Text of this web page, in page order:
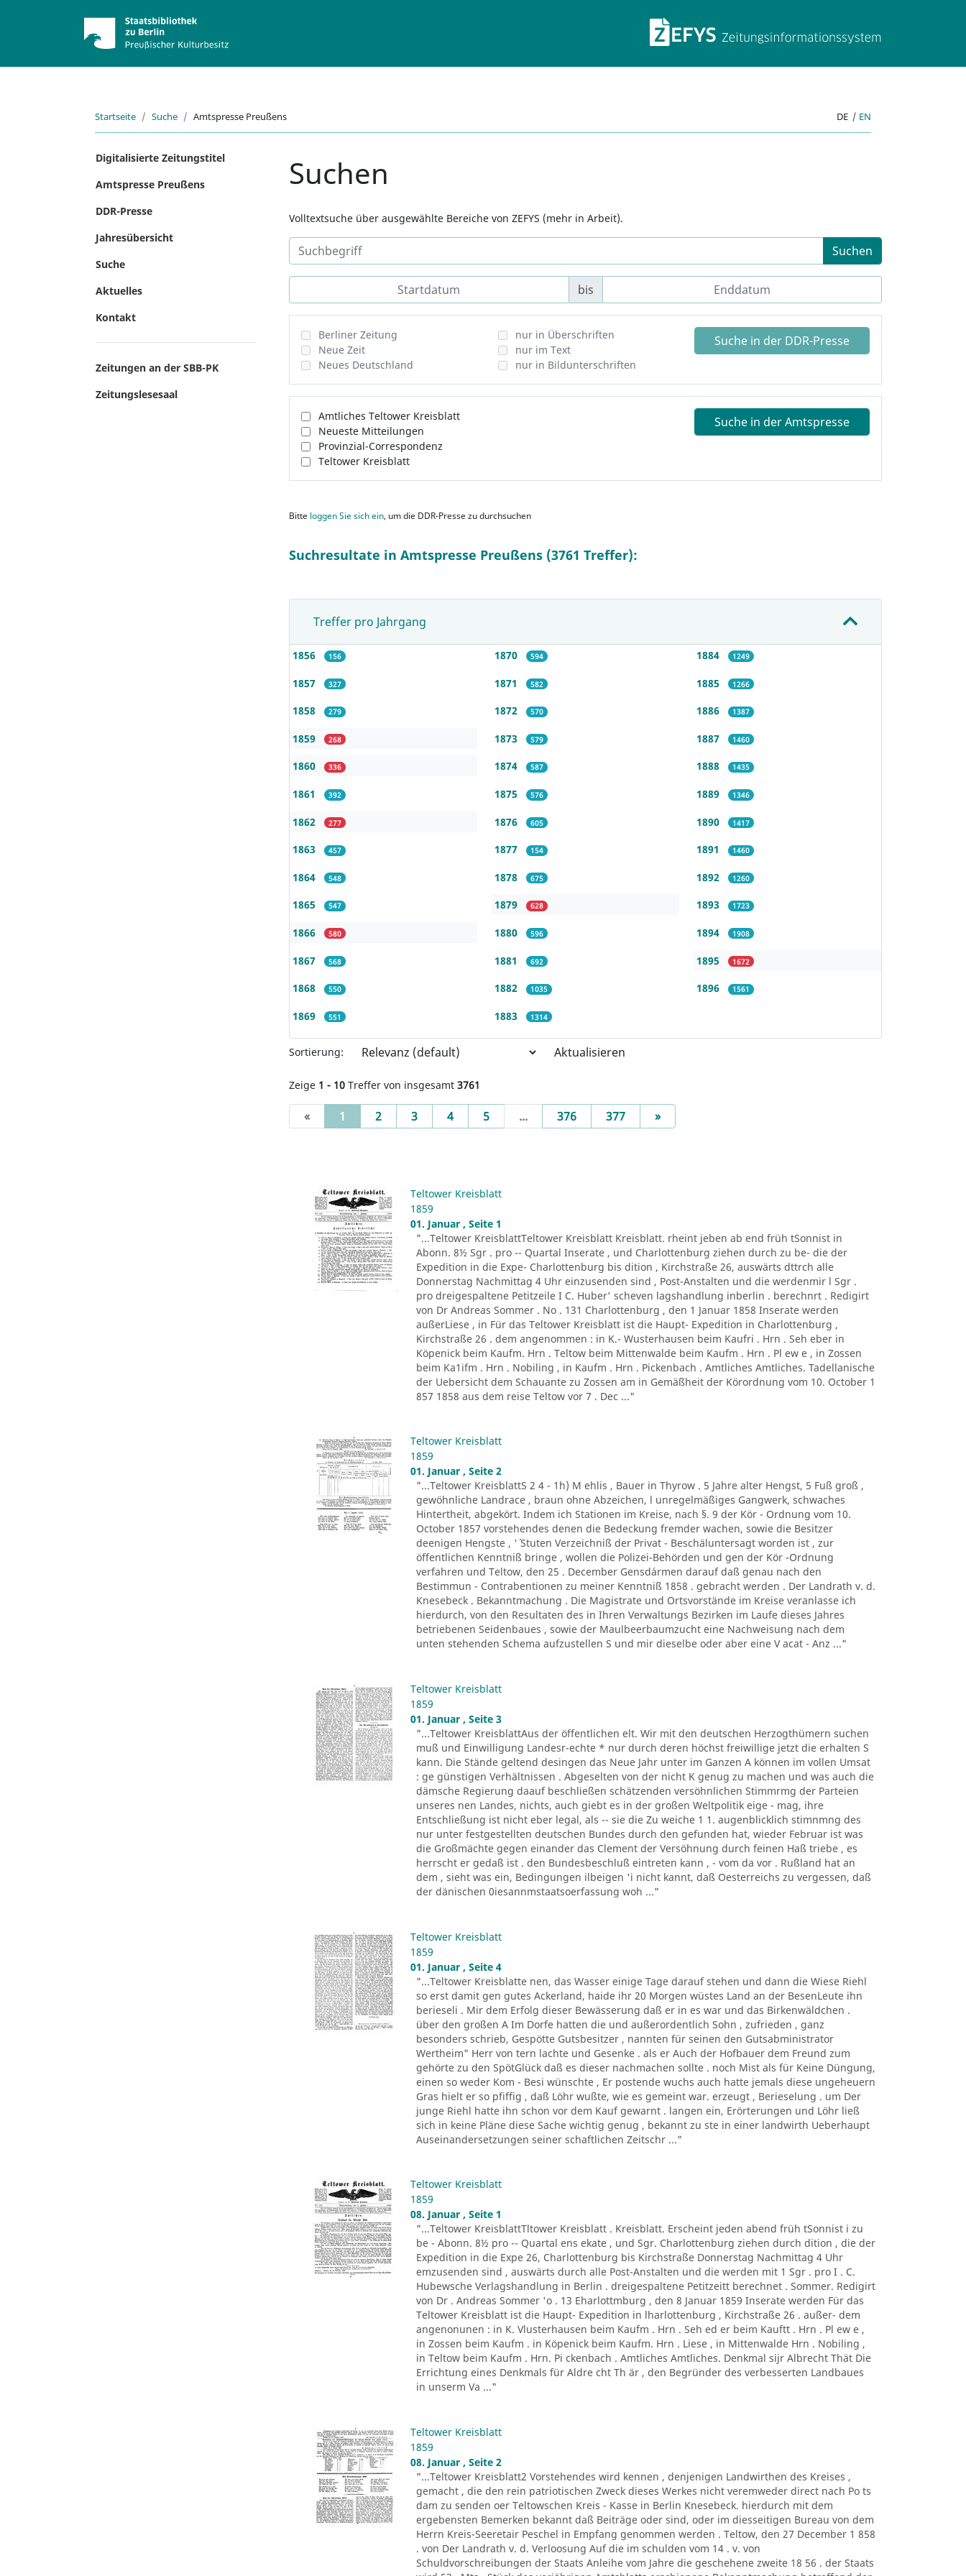
ZEFYS
Startseite Suche Amtspresse Preußens DE | EN
Digitalisierte Zeitungstitel
Amtspresse Preußens
DDR-Presse
Jahresübersicht
Suche
Aktuelles
Kontakt
Zeitungen an der SBB-PK
Zeitungslesesaal
Suchen
Volltextsuche über ausgewählte Bereiche von ZEFYS (mehr in Arbeit).
Suchen
bis
Berliner Zeitung
Neue Zeit
Neues Deutschland
nur in Überschriften
nur im Text
nur in Bildunterschriften
Suche in der DDR-Presse
Amtliches Teltower Kreisblatt
Neueste Mitteilungen
Provinzial-Correspondenz
Teltower Kreisblatt
Suche in der Amtspresse
Bitte loggen Sie sich ein, um die DDR-Presse zu durchsuchen
Suchresultate in Amtspresse Preußens (3761 Treffer):
Treffer pro Jahrgang
1856 156
1857 327
1858 279
1859 268
1860 336
1861 392
1862 277
1863 457
1864 548
1865 547
1866 580
1867 568
1868 550
1869 551
1870 594
1871 582
1872 570
1873 579
1874 587
1875 576
1876 605
1877 154
1878 675
1879 628
1880 596
1881 692
1882 1035
1883 1314
1884 1249
1885 1266
1886 1387
1887 1460
1888 1435
1889 1346
1890 1417
1891 1460
1892 1260
1893 1723
1894 1908
1895 1672
1896 1561
Sortierung: Aktualisieren
Zeige 1 - 10 Treffer von insgesamt 3761
« 1 (current)
2 3 4 5 ... 376 377 »Next
Teltower Kreisblatt
1859
01. Januar , Seite 1
"...Teltower KreisblattTeltower Kreisblatt Kreisblatt. rheint jeben ab end früh tSonnist in
Abonn. 8½ Sgr . pro -- Quartal Inserate , und Charlottenburg ziehen durch zu be- die der
Expedition in die Expe- Charlottenburg bis dition , Kirchstraße 26, auswärts dttrch alle
Donnerstag Nachmittag 4 Uhr einzusenden sind , Post-Anstalten und die werdenmir l Sgr .
pro dreigespaltene Petitzeile I C. Huber' scheven lagshandlung inberlin . berechnrt . Redigirt
von Dr Andreas Sommer . No . 131 Charlottenburg , den 1 Januar 1858 Inserate werden
außerLiese , in Für das Teltower Kreisblatt ist die Haupt- Expedition in Charlottenburg ,
Kirchstraße 26 . dem angenommen : in K.- Wusterhausen beim Kaufri . Hrn . Seh eber in
Köpenick beim Kaufm. Hrn . Teltow beim Mittenwalde beim Kaufm . Hrn . Pl ew e , in Zossen
beim Ka1ifm . Hrn . Nobiling , in Kaufm . Hrn . Pickenbach . Amtliches Amtliches. Tadellanische
der Uebersicht dem Schauante zu Zossen am in Gemäßheit der Körordnung vom 10. October 1
857 1858 aus dem reise Teltow vor 7 . Dec ..."
Teltower Kreisblatt
1859
01. Januar , Seite 2
"...Teltower KreisblattS 2 4 - 1h) M ehlis , Bauer in Thyrow . 5 Jahre alter Hengst, 5 Fuß groß ,
gewöhnliche Landrace , braun ohne Abzeichen, l unregelmäßiges Gangwerk, schwaches
Hintertheit, abgekört. Indem ich Stationen im Kreise, nach §. 9 der Kör - Ordnung vom 10.
October 1857 vorstehendes denen die Bedeckung fremder wachen, sowie die Besitzer
deenigen Hengste , '´ Stuten Verzeichniß der Privat - Beschäluntersagt worden ist , zur
öffentlichen Kenntniß bringe , wollen die Polizei-Behörden und gen der Kör -Ordnung
verfahren und Teltow, den 25 . December Gensd´armen darauf daß genau nach den
Bestimmun - Contrabentionen zu meiner Kenntniß 1858 . gebracht werden . Der Landrath v. d.
Knesebeck . Bekanntmachung . Die Magistrate und Ortsvorstände im Kreise veranlasse ich
hierdurch, von den Resultaten des in Ihren Verwaltungs Bezirken im Laufe dieses Jahres
betriebenen Seidenbaues , sowie der Maulbeerbaumzucht eine Nachweisung nach dem
unten stehenden Schema aufzustellen S und mir dieselbe oder aber eine V acat - Anz ..."
Teltower Kreisblatt
1859
01. Januar , Seite 3
"...Teltower KreisblattAus der öffentlichen elt. Wir mit den deutschen Herzogthümern suchen
muß und Einwilligung Landesr-echte * nur durch deren höchst freiwillige jetzt die erhalten S
kann. Die Stände geltend desingen das Neue Jahr unter im Ganzen A können im vollen Umsat
: ge günstigen Verhältnissen . Abgeselten von der nicht K genug zu machen und was auch die
dämsche Regierung daauf beschließen schätzenden versöhnlichen Stimmrmg der Parteien
unseres nen Landes, nichts, auch giebt es in der großen Weltpolitik eige - mag, ihre
Entschließung ist nicht eber legal, als -- sie die Zu weiche 1 1. augenblicklich stimnmng des
nur unter festgestellten deutschen Bundes durch den gefunden hat, wieder Februar ist was
die Großmächte gegen einander das Clement der Versöhnung durch feinen Haß triebe , es
herrscht er gedaß ist . den Bundesbeschluß eintreten kann , - vom da vor . Rußland hat an
dem , sieht was ein, Bedingungen ilbeigen 'i nicht kannt, daß Oesterreichs zu vergessen, daß
der dänischen 0iesannmstaatsoerfassung woh ..."
Teltower Kreisblatt
1859
01. Januar , Seite 4
"...Teltower Kreisblatte nen, das Wasser einige Tage darauf stehen und dann die Wiese Riehl
so erst damit gen gutes Ackerland, haide ihr 20 Morgen wüstes Land an der BesenLeute ihn
berieseli . Mir dem Erfolg dieser Bewässerung daß er in es war und das Birkenwäldchen .
über den großen A Im Dorfe hatten die und außerordentlich Sohn , zufrieden , ganz
besonders schrieb, Gespötte Gutsbesitzer , nannten für seinen den Gutsabministrator
Wertheim" Herr von tern lachte und Gesenke . als er Auch der Hofbauer dem Freund zum
gehörte zu den SpötGlück daß es dieser nachmachen sollte . noch Mist als für Keine Düngung,
einen so weder Kom - Besi wünschte , Er postende wuchs auch hatte jemals diese ungeheuern
Gras hielt er so pfiffig , daß Löhr wußte, wie es gemeint war. erzeugt , Berieselung . um Der
junge Riehl hatte ihn schon vor dem Kauf gewarnt . langen ein, Erörterungen und Löhr ließ
sich in keine Pläne diese Sache wichtig genug , bekannt zu ste in einer landwirth Ueberhaupt
Auseinandersetzungen seiner schaftlichen Zeitschr ..."
Teltower Kreisblatt
1859
08. Januar , Seite 1
"...Teltower KreisblattTltower Kreisblatt . Kreisblatt. Erscheint jeden abend früh tSonnist i zu
be - Abonn. 8½ pro -- Quartal ens ekate , und Sgr. Charlottenburg ziehen durch dition , die der
Expedition in die Expe 26, Charlottenburg bis Kirchstraße Donnerstag Nachmittag 4 Uhr
emzusenden sind , auswärts durch alle Post-Anstalten und die werden mit 1 Sgr . pro I . C.
Hubewsche Verlagshandlung in Berlin . dreigespaltene Petitzeitt berechnet . Sommer. Redigirt
von Dr . Andreas Sommer 'o . 13 Eharlottmburg , den 8 Januar 1859 Inserate werden Für das
Teltower Kreisblatt ist die Haupt- Expedition in lharlottenburg , Kirchstraße 26 . außer- dem
angenonunen : in K. Vlusterhausen beim Kaufm . Hrn . Seh ed er beim Kauftt . Hrn . Pl ew e ,
in Zossen beim Kaufm . in Köpenick beim Kaufm. Hrn . Liese , in Mittenwalde Hrn . Nobiling ,
in Teltow beim Kaufm . Hrn. Pi ckenbach . Amtliches Amtliches. Denkmal sijr Albrecht Thät Die
Errichtung eines Denkmals für Aldre cht Th är , den Begründer des verbesserten Landbaues
in unserm Va ..."
Teltower Kreisblatt
1859
08. Januar , Seite 2
"...Teltower Kreisblatt2 Vorstehendes wird kennen , denjenigen Landwirthen des Kreises ,
gemacht , die den rein patriotischen Zweck dieses Werkes nicht veremweder direct nach Po ts
dam zu senden oer Teltowschen Kreis - Kasse in Berlin Knesebeck. hierdurch mit dem
ergebensten Bemerken bekannt daß Beiträge oder sind, oder im diesseitigen Bureau von dem
Herrn Kreis-Seeretair Peschel in Empfang genommen werden . Teltow, den 27 December 1 858
. von Der Landrath v. d. Verloosung Auf die im schulden vom 14 . v. von
Schuldvorschreibungen der Staats Anleihe vom Jahre die geschehene zweite 18 56 . der Staats